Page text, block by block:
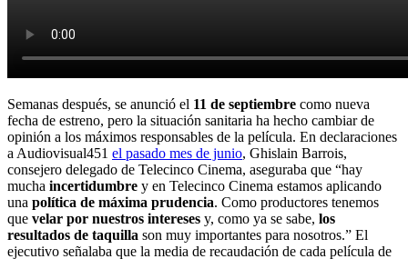
Semanas después, se anunció el 11 de septiembre como nueva
fecha de estreno, pero la situación sanitaria ha hecho cambiar de
opinión a los máximos responsables de la película. En declaraciones
a Audiovisual451 el pasado mes de junio, Ghislain Barrois,
consejero delegado de Telecinco Cinema, aseguraba que “hay
mucha incertidumbre y en Telecinco Cinema estamos aplicando
una política de máxima prudencia. Como productores tenemos
que velar por nuestros intereses y, como ya se sabe, los
resultados de taquilla son muy importantes para nosotros.” El
ejecutivo señalaba que la media de recaudación de cada película de